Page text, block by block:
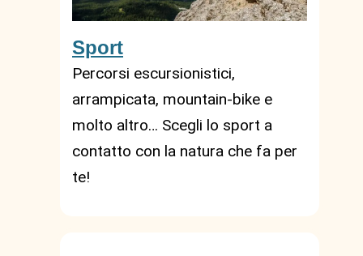
Sport
Percorsi escursionistici,
arrampicata, mountain-bike e
molto altro… Scegli lo sport a
contatto con la natura che fa per
te!